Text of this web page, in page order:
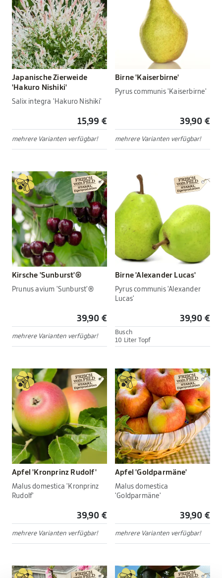
Japanische Zierweide
'Hakuro Nishiki'
Salix integra 'Hakuro Nishiki'
15,99 €
mehrere Varianten verfügbar!
Birne 'Kaiserbirne'
Pyrus communis 'Kaiserbirne'
39,90 €
mehrere Varianten verfügbar!
Kirsche 'Sunburst'®
Prunus avium 'Sunburst'®
39,90 €
mehrere Varianten verfügbar!
Birne 'Alexander Lucas'
Pyrus communis 'Alexander
Lucas'
39,90 €
Busch
10 Liter Topf
Apfel 'Kronprinz Rudolf'
Malus domestica 'Kronprinz
Rudolf'
39,90 €
mehrere Varianten verfügbar!
Apfel 'Goldparmäne'
Malus domestica
'Goldparmäne'
39,90 €
mehrere Varianten verfügbar!